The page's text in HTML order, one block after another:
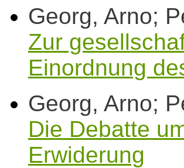
Georg, Arno;
Zur
Einordnung
Georg, Arno;
Die Debatte
Erwiderung